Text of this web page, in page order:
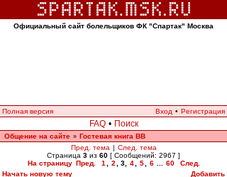
Официальный сайт болельщиков ФК "Спартак" Москва
Полная версия Вход • Регистрация
FAQ • Поиск
Общение на сайте » Гостевая книга ВВ
Пред. тема | След. тема
Страница 3 из 60 [ Сообщений: 2967 ]
На страницу Пред. 1 2 3, 4 5 6 60
След.
Начать новую тему
Добавить